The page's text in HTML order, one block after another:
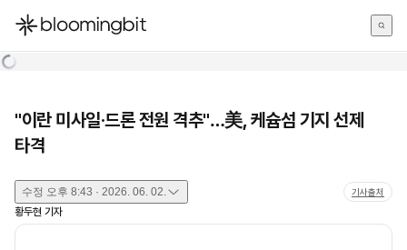
한국어
"이란 미사일·드론 전원 격추"…美, 케슘섬 기지 선제
타격
수정 오후 8:43 · 2026. 06. 02. 기사출처
황두현 기자